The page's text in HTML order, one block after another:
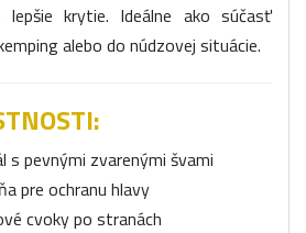
krytie. Ideálne ako súčasť
alebo do núdzovej situácie.
s pevnými zvarenými švami
pre ochranu hlavy
cvoky po stranách